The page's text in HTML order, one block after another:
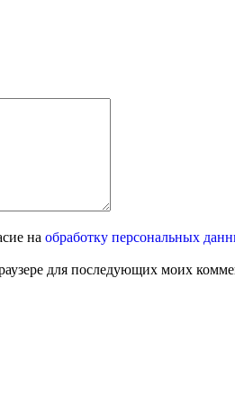
на обработку персональных
для последующих моих